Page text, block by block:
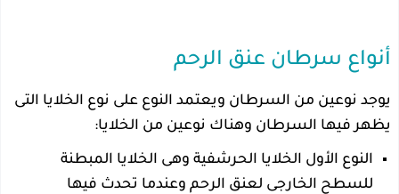
أنواع سرطان عنق الرحم
يوجد نوعين من السرطان ويعتمد النوع على نوع الخلايا التى
يظهر فيها السرطان وهناك نوعين من الخلايا:
النوع الأول الخلايا الحرشفية وهى الخلايا المبطنة
للسطح الخارجى لعنق الرحم وعندما تحدث فيها